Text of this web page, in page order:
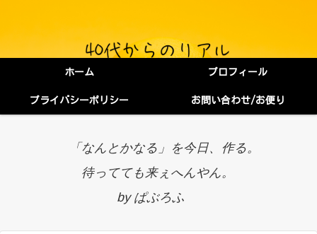
ホーム プロフィール
プライバシーポリシー お問い合わせ/お便り
「なんとかなる」を今日、作る。
待ってても来ぇへんやん。
by ぱぶろふ